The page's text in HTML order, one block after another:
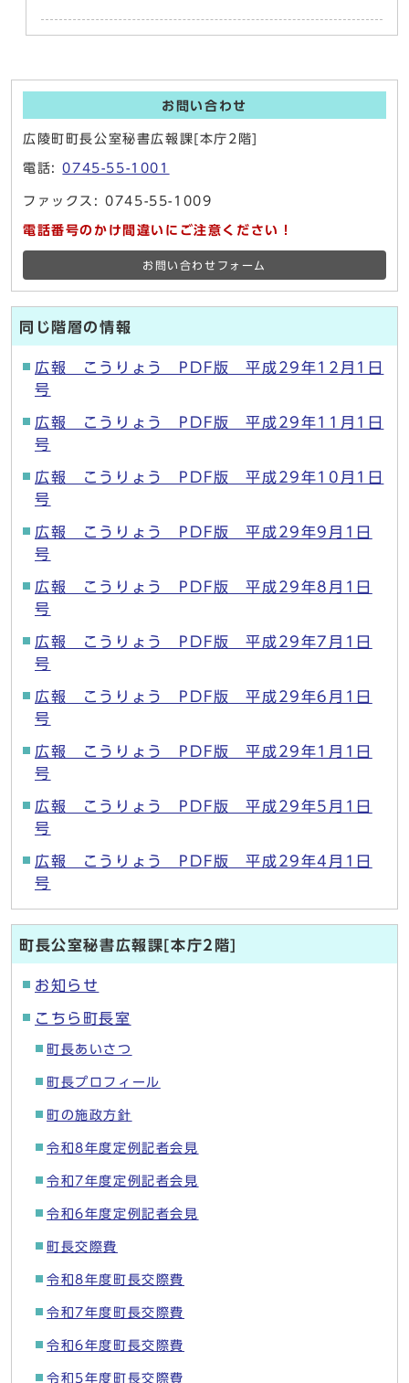
お問い合わせ
広陵町町長公室秘書広報課[本庁2階]
電話:0745-55-1001
ファックス: 0745-55-1009
電話番号のかけ間違いにご注意ください！
お問い合わせフォーム
同じ階層の情報
広報 こうりょう PDF版 平成29年12月1日
号
広報 こうりょう PDF版 平成29年11月1日
号
広報 こうりょう PDF版 平成29年10月1日
号
広報 こうりょう PDF版 平成29年9月1日
号
広報 こうりょう PDF版 平成29年8月1日
号
広報 こうりょう PDF版 平成29年7月1日
号
広報 こうりょう PDF版 平成29年6月1日
号
広報 こうりょう PDF版 平成29年1月1日
号
広報 こうりょう PDF版 平成29年5月1日
号
広報 こうりょう PDF版 平成29年4月1日
号
町長公室秘書広報課[本庁2階]
お知らせ
こちら町長室
町長あいさつ
町長プロフィール
町の施政方針
令和8年度定例記者会見
令和7年度定例記者会見
令和6年度定例記者会見
町長交際費
令和8年度町長交際費
令和7年度町長交際費
令和6年度町長交際費
令和5年度町長交際費